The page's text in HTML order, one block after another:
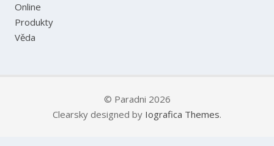
Online
Produkty
Věda
© Paradni 2026
Clearsky designed by Iografica Themes.